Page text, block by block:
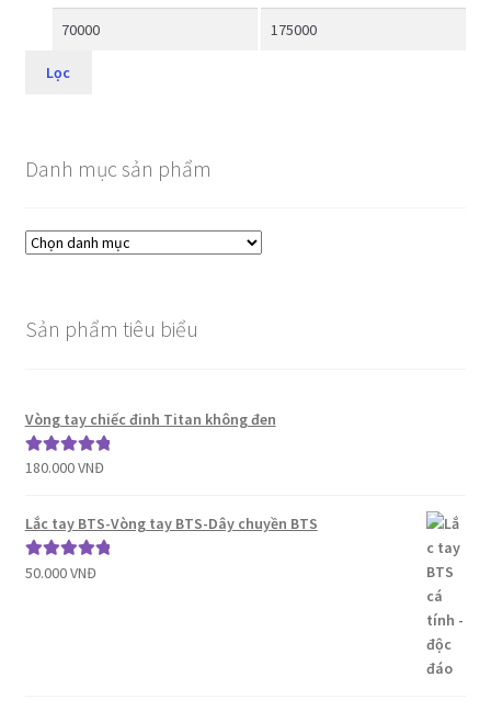
Lọc
Danh mục sản phẩm
Sản phẩm tiêu biểu
Vòng tay chiếc đinh Titan không đen
Được xếp
sao
180.000VNĐ
Lắc tay BTS-Vòng tay BTS-Dây chuyền BTS
Được xếp
50.000VNĐ